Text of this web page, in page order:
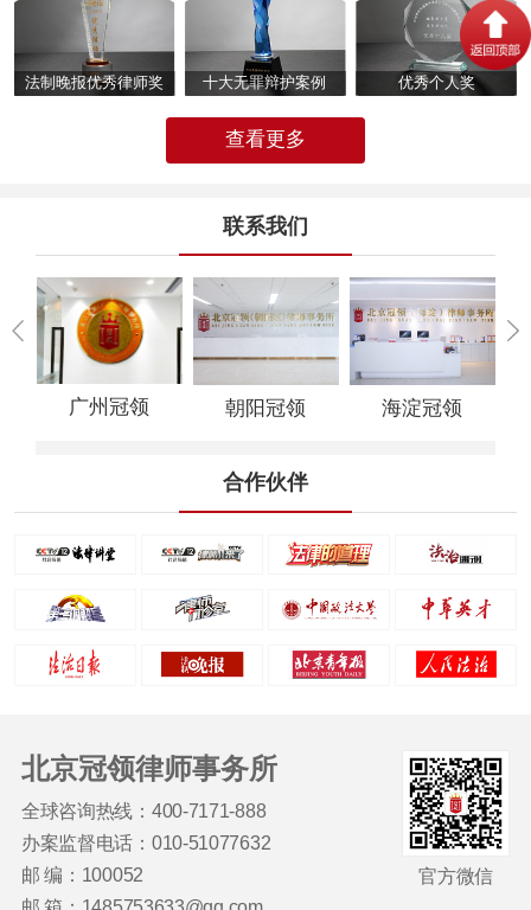
法制晚报优秀律师奖 十大无罪辩护案例 优秀个人奖
查看更多
联系我们
广州冠领 朝阳冠领 海淀冠领
合作伙伴
北京冠领律师事务所
全球咨询热线：400-7171-888
办案监督电话：010-51077632
邮 编：100052
官方微信